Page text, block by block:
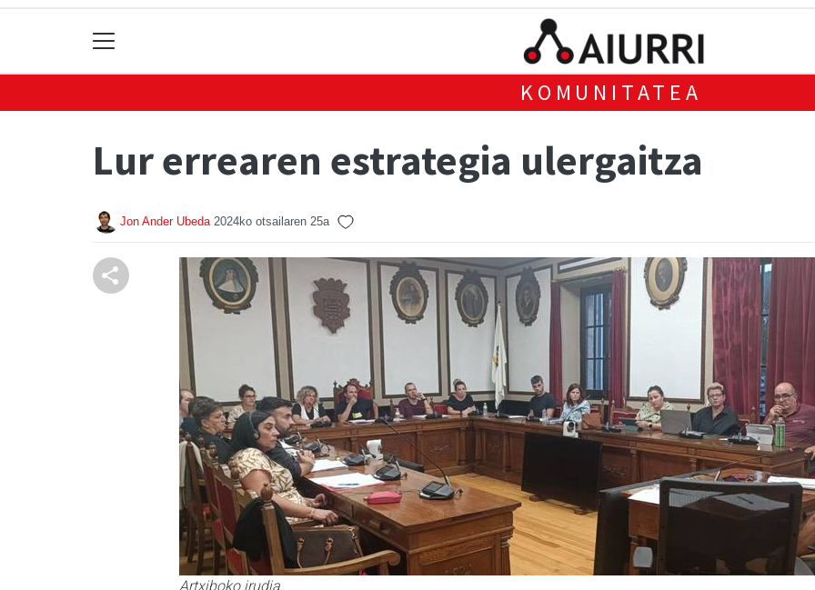
KOMUNITATEA
Lur errearen estrategia ulergaitza
Jon Ander Ubeda 2024ko otsailaren 25a
Artxiboko irudia.